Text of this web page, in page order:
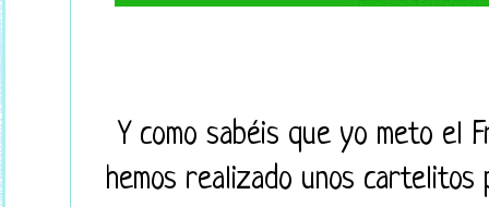
Y como sabéis que yo meto el
hemos realizado unos